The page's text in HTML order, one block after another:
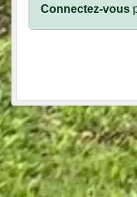
Connectez-vous